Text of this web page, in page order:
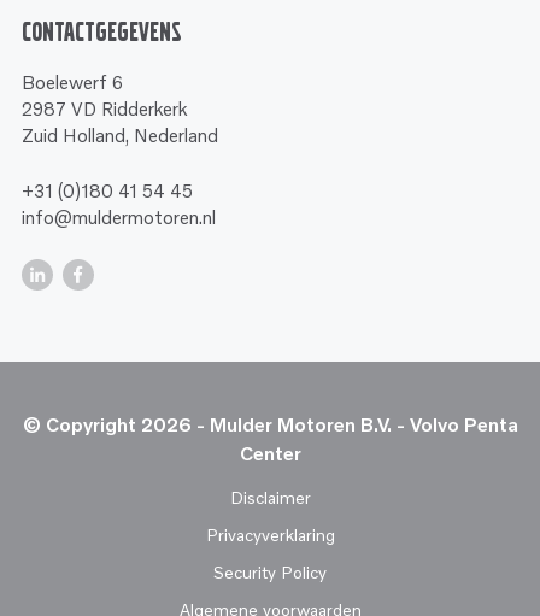
Contactgegevens
Boelewerf 6
2987 VD Ridderkerk
Zuid Holland, Nederland
+31 (0)180 41 54 45
info@muldermotoren.nl
© Copyright 2026 - Mulder Motoren B.V. - Volvo Penta
Center
Disclaimer
Privacyverklaring
Security Policy
Algemene voorwaarden